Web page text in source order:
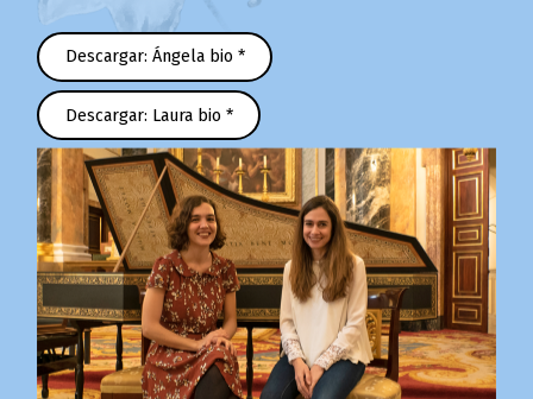
Descargar: Ángela bio *
Descargar: Laura bio *